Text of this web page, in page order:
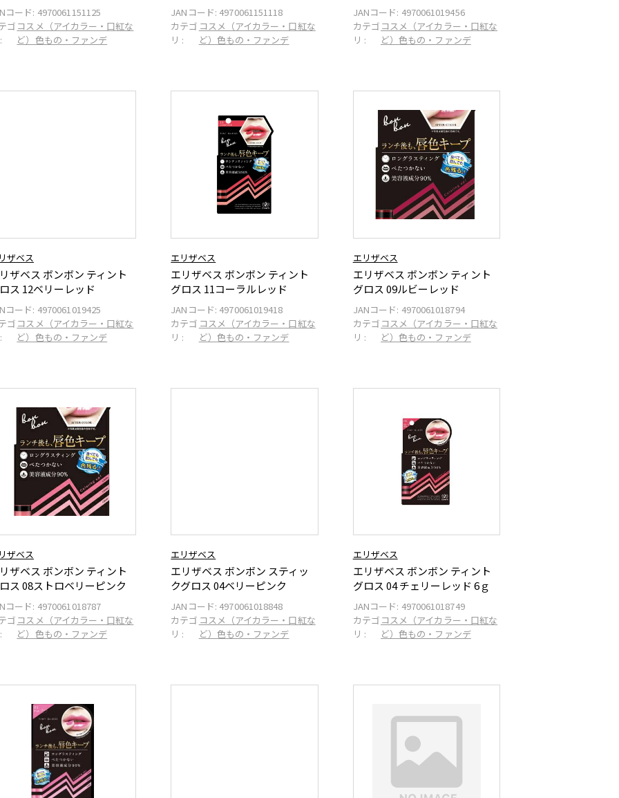
コード: 4970061151125
ゴ コスメ（アイカラー・口紅な
ど）色もの・ファンデ
JANコード: 4970061151118
カテゴ
リ :
コスメ（アイカラー・口紅な
ど）色もの・ファンデ
JANコード: 4970061019456
カテゴ
リ :
コスメ（アイカラー・口紅な
ど）色もの・ファンデ
ザベス
ザベス ボンボン ティント
ス 12ベリーレッド
コード: 4970061019425
ゴ コスメ（アイカラー・口紅な
ど）色もの・ファンデ
エリザベス
エリザベス ボンボン ティント
グロス 11コーラルレッド
JANコード: 4970061019418
カテゴ
リ :
コスメ（アイカラー・口紅な
ど）色もの・ファンデ
エリザベス
エリザベス ボンボン ティント
グロス 09ルビーレッド
JANコード: 4970061018794
カテゴ
リ :
コスメ（アイカラー・口紅な
ど）色もの・ファンデ
ザベス
ザベス ボンボン ティント
ス 08ストロベリーピンク
コード: 4970061018787
ゴ コスメ（アイカラー・口紅な
ど）色もの・ファンデ
エリザベス
エリザベス ボンボン スティッ
クグロス 04ベリーピンク
JANコード: 4970061018848
カテゴ
リ :
コスメ（アイカラー・口紅な
ど）色もの・ファンデ
エリザベス
エリザベス ボンボン ティント
グロス 04 チェリーレッド 6ｇ
JANコード: 4970061018749
カテゴ
リ :
コスメ（アイカラー・口紅な
ど）色もの・ファンデ